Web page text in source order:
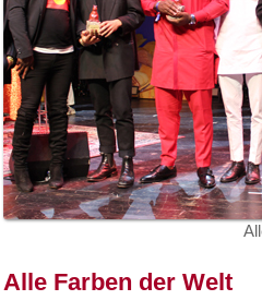
Alle Farben der Welt